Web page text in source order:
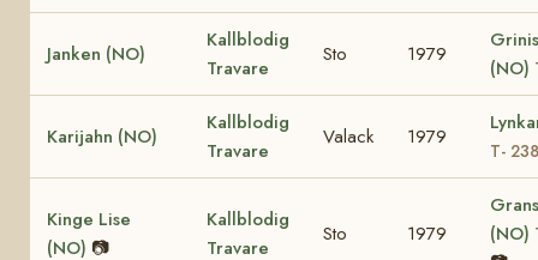
Janken (NO)
Kallblodig
Travare
Sto 1979
(NO)
Karijahn (NO)
Kallblodig
Travare
Valack 1979
T-
Kinge Lise
(NO) 📷
Kallblodig
Travare
Sto 1979
(NO)